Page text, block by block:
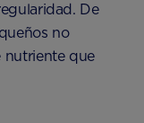
De
no
nutriente que